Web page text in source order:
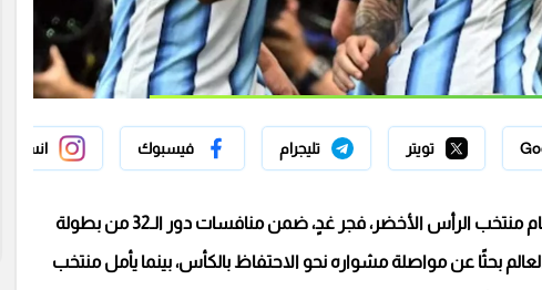
تويتر تليجرام فيسبوك انستجرام
يستعد منتخب الأرجنتين لخوض مواجهة مرتقبة أمام منتخب الرأس الأخضر، فجر غدٍ، ضمن منافسات دور الـ32 من بطولة
لقب العالم بحثًا عن مواصلة مشواره نحو الاحتفاظ بالكأس، بينما يأمل منتخب